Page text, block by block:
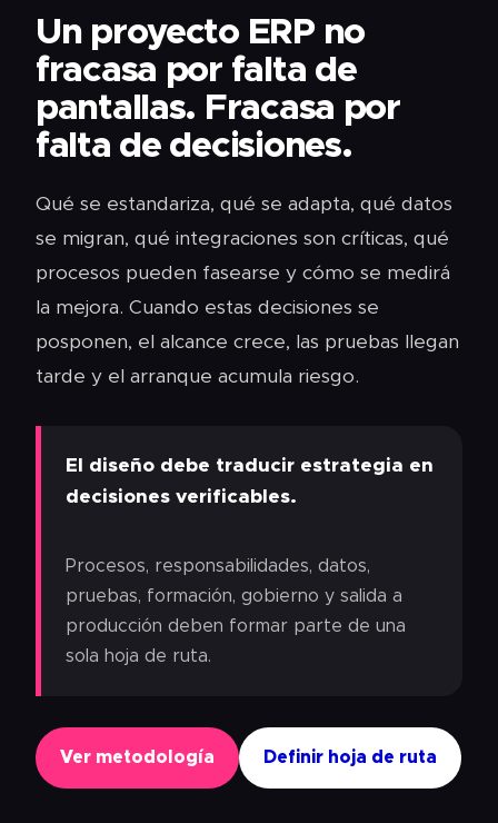
Un proyecto ERP no
fracasa por falta de
pantallas. Fracasa por
falta de decisiones.
Qué se estandariza, qué se adapta, qué datos
se migran, qué integraciones son críticas, qué
procesos pueden fasearse y cómo se medirá
la mejora. Cuando estas decisiones se
posponen, el alcance crece, las pruebas llegan
tarde y el arranque acumula riesgo.
El diseño debe traducir estrategia en
decisiones verificables.
Procesos, responsabilidades, datos,
pruebas, formación, gobierno y salida a
producción deben formar parte de una
sola hoja de ruta.
Ver metodología Definir hoja de ruta